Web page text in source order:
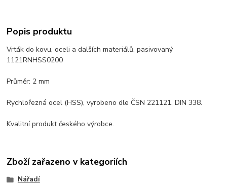
Popis produktu
Vrták do kovu, oceli a dalších materiálů, pasivovaný
1121RNHSS0200
Průměr: 2 mm
Rychlořezná ocel (HSS), vyrobeno dle ČSN 221121, DIN 338.
Kvalitní produkt českého výrobce.
Zboží zařazeno v kategoriích
Nářadí